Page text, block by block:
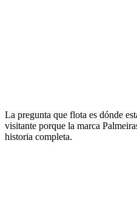
La pregunta que flota es dónde
visitante porque la marca
historia completa.